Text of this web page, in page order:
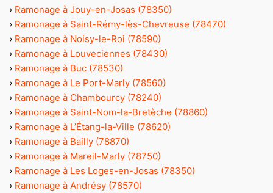
› Ramonage à Jouy-en-Josas (78350)
› Ramonage à Saint-Rémy-lès-Chevreuse (78470)
› Ramonage à Noisy-le-Roi (78590)
› Ramonage à Louveciennes (78430)
› Ramonage à Buc (78530)
› Ramonage à Le Port-Marly (78560)
› Ramonage à Chambourcy (78240)
› Ramonage à Saint-Nom-la-Bretèche (78860)
› Ramonage à L’Étang-la-Ville (78620)
› Ramonage à Bailly (78870)
› Ramonage à Mareil-Marly (78750)
› Ramonage à Les Loges-en-Josas (78350)
› Ramonage à Andrésy (78570)